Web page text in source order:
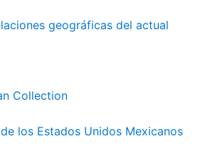
geográficas del actual
Collection
los Estados Unidos Mexicanos